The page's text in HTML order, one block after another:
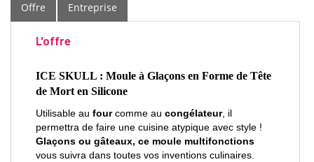
Offre Entreprise
L'offre
ICE SKULL : Moule à Glaçons en Forme de Tête
de Mort en Silicone
Utilisable au fourcomme au congélateur, il
permettra de faire une cuisine atypique avec style !
Glaçons ou gâteaux, ce moule multifonctions
vous suivra dans toutes vos inventions culinaires.